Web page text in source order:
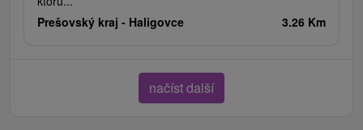
Prešovský kraj - Haligovce 3.26 Km
načíst další